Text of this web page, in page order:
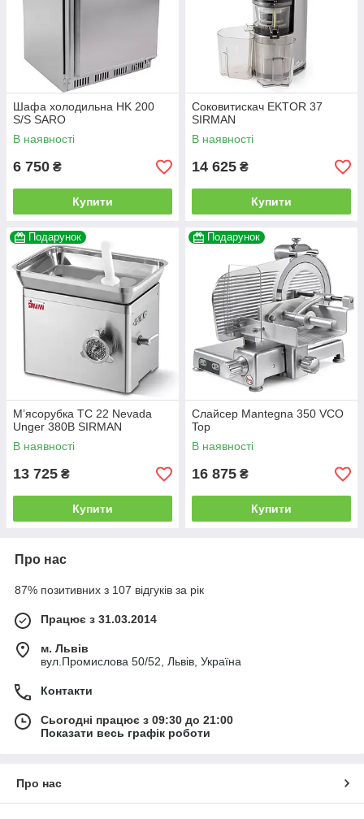
Шафа холодильна HK 200
S/S SARO
В наявності
6 750 ₴
Купити
Соковитискач EKTOR 37
SIRMAN
В наявності
14 625 ₴
Купити
Подарунок
М’ясорубка TC 22 Nevada
Unger 380В SIRMAN
В наявності
13 725 ₴
Купити
Подарунок
Слайсер Mantegna 350 VCO
Top
В наявності
16 875 ₴
Купити
Про нас
87% позитивних з 107 відгуків за рік
Працює з 31.03.2014
м. Львів
вул.Промислова 50/52, Львів, Україна
Контакти
Сьогодні працює з 09:30 до 21:00
Показати весь графік роботи
Про нас